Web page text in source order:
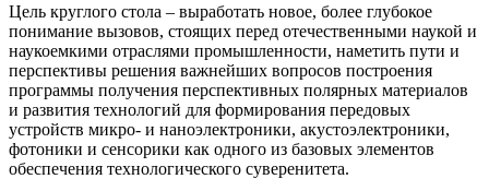
Цель круглого стола – выработать новое, более глубокое
понимание вызовов, стоящих перед отечественными наукой и
наукоемкими отраслями промышленности, наметить пути и
перспективы решения важнейших вопросов построения
программы получения перспективных полярных материалов
и развития технологий для формирования передовых
устройств микро- и наноэлектроники, акустоэлектроники,
фотоники и сенсорики как одного из базовых элементов
обеспечения технологического суверенитета.